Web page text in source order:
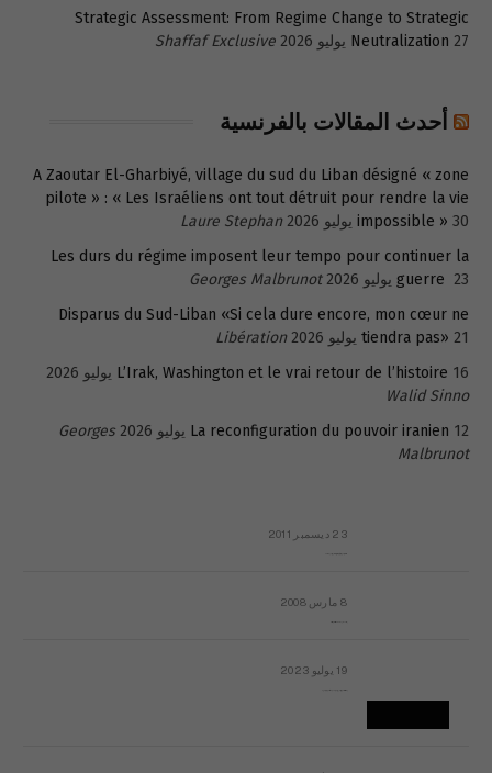
Strategic Assessment: From Regime Change to Strategic
Neutralization 27 يوليو 2026 Shaffaf Exclusive
أحدث المقالات بالفرنسية
A Zaoutar El-Gharbiyé, village du sud du Liban désigné « zone
pilote » : « Les Israéliens ont tout détruit pour rendre la vie
impossible » 30 يوليو 2026
Laure Stephan
Les durs du régime imposent leur tempo pour continuer la
guerre 23 يوليو 2026
Georges Malbrunot
Disparus du Sud-Liban «Si cela dure encore, mon cœur ne
tiendra pas» 21 يوليو 2026
Libération
L’Irak, Washington et le vrai retour de l’histoire 16 يوليو 2026
Walid Sinno
La reconfiguration du pouvoir iranien 12 يوليو 2026
Georges
Malbrunot
23 ديسمبر 2011
8 مارس 2008
19 يوليو 2023